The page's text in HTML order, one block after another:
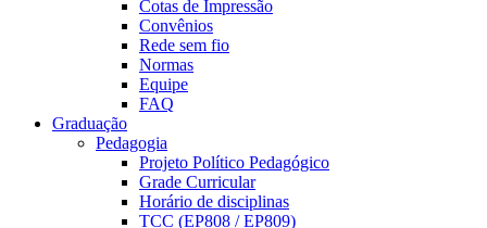
Cotas de Impressão
Convênios
Rede sem fio
Normas
Equipe
FAQ
Graduação
Pedagogia
Projeto Político Pedagógico
Grade Curricular
Horário de disciplinas
TCC (EP808 / EP809)